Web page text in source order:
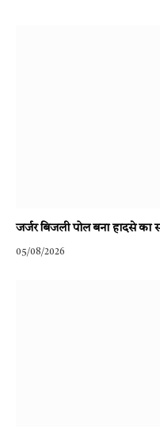
जर्जर बिजली पोल बना हादसे का
05/08/2026